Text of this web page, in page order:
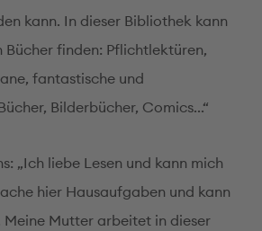
kann. In dieser Bibliothek kann
finden: Pflichtlektüren,
fantastische und
Bilderbücher, Comics...“
„Ich liebe Lesen und kann mich
hier Hausaufgaben und kann
Meine Mutter arbeitet in dieser